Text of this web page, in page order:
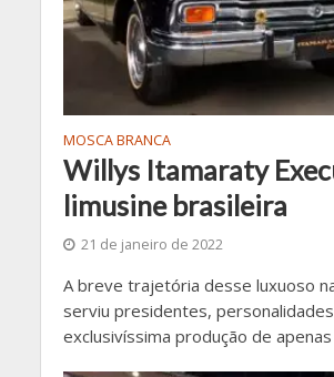
MOSCA BRANCA
Willys Itamaraty
limusine brasileira
21 de janeiro de 2022
A breve trajetória desse luxuoso
serviu presidentes,
exclusivíssima produção de